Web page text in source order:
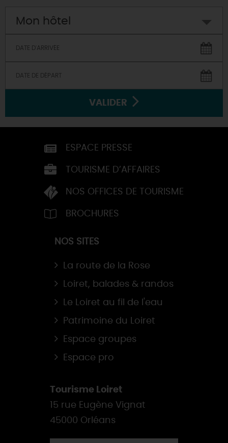
Mon hôtel
VALIDER
ESPACE PRESSE
TOURISME D’AFFAIRES
NOS OFFICES DE TOURISME
BROCHURES
NOS SITES
La route de la Rose
Loiret, balades & randos
Le Loiret au fil de l'eau
Patrimoine du Loiret
Espace groupes
Espace pro
Tourisme Loiret
15 rue Eugène Vignat
45000 Orléans